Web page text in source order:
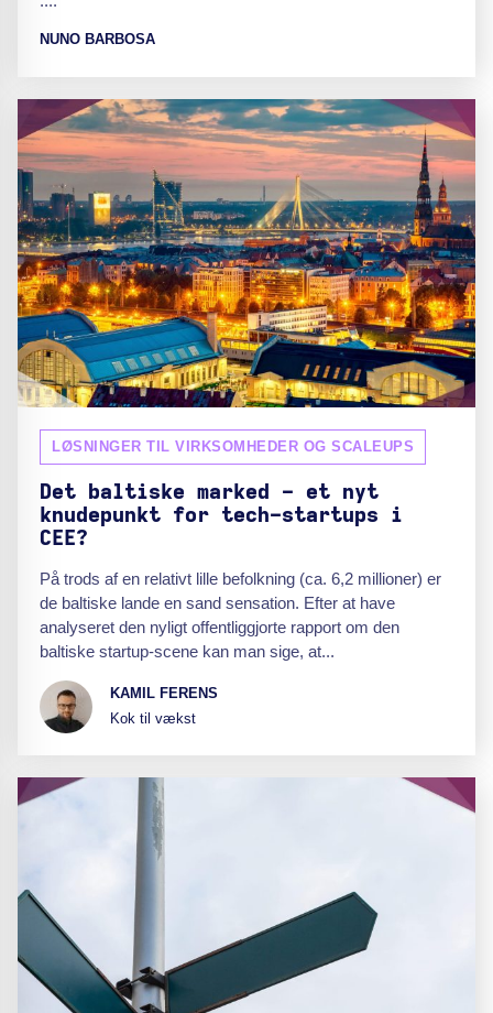
NUNO BARBOSA
LØSNINGER TIL VIRKSOMHEDER OG SCALEUPS
Det baltiske marked - et nyt
knudepunkt for tech-startups i
CEE?
På trods af en relativt lille befolkning (ca. 6,2 millioner) er
de baltiske lande en sand sensation. Efter at have
analyseret den nyligt offentliggjorte rapport om den
baltiske startup-scene kan man sige, at...
KAMIL FERENS
Kok til vækst